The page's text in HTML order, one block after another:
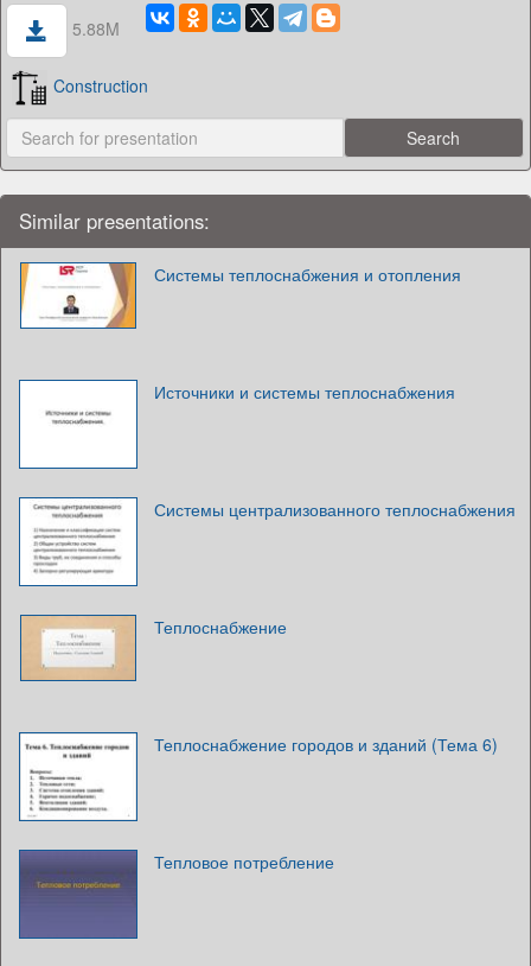
5.88M
Construction
Similar presentations:
Системы теплоснабжения и отопления
Источники и системы теплоснабжения
Системы централизованного теплоснабжения
Теплоснабжение
Теплоснабжение городов и зданий (Тема 6)
Тепловое потребление